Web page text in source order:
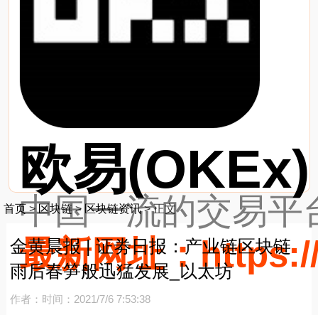
欧易(OKEx)
中国一流的交易平
最新网址：
首页>区块链> 区块链资讯>正文
金黄晨报 | 证劵日报：产业链区块链
雨后春笋般迅猛发展_以太坊
作者： 时间：2021/7/6 7:53:38